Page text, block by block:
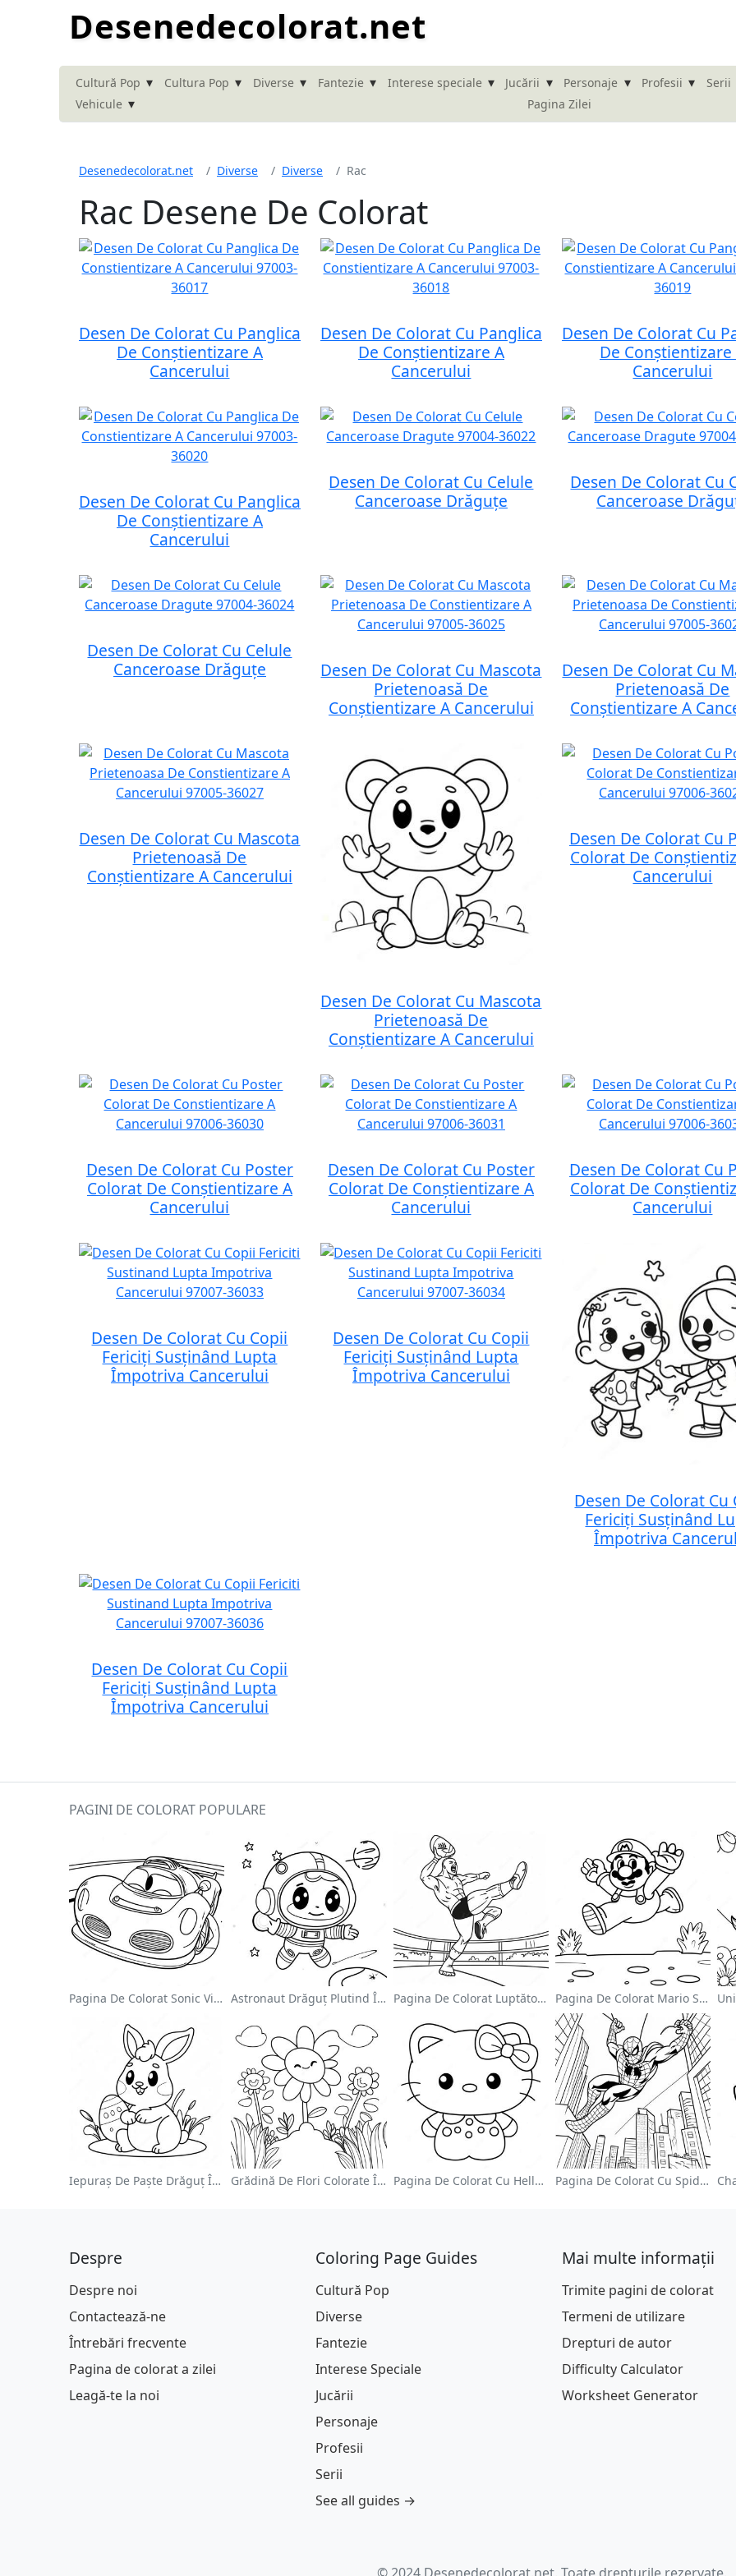
Desenedecolorat.net
Cultură Pop ▾ Cultura Pop ▾ Diverse ▾ Fantezie ▾ Interese speciale ▾ Jucării ▾ Personaje ▾ Profesii ▾ Serii
Vehicule ▾ Pagina Zilei
Desenedecolorat.net Diverse Diverse Rac
Rac Desene De Colorat
Desen De Colorat Cu Panglica
De Conștientizare A
Cancerului
Desen De Colorat Cu Panglica
De Conștientizare A
Cancerului
Desen De Colorat Cu
De Conștientizare
Cancerului
Desen De Colorat Cu Panglica
De Conștientizare A
Cancerului
Desen De Colorat Cu Celule
Canceroase Drăguțe
Desen De Colorat Cu
Canceroase
Desen De Colorat Cu Celule
Canceroase Drăguțe
Desen De Colorat Cu Mascota
Prietenoasă De
Conștientizare A Cancerului
Desen De Colorat Cu
Prietenoasă De
Conștientizare A
Desen De Colorat Cu Mascota
Prietenoasă De
Conștientizare A Cancerului
Desen De Colorat Cu Mascota
Prietenoasă De
Conștientizare A Cancerului
Desen De Colorat Cu
Colorat De
Cancerului
Desen De Colorat Cu Poster
Colorat De Conștientizare A
Cancerului
Desen De Colorat Cu Poster
Colorat De Conștientizare A
Cancerului
Desen De Colorat Cu
Colorat De
Cancerului
Desen De Colorat Cu Copii
Fericiți Susținând Lupta
Împotriva Cancerului
Desen De Colorat Cu Copii
Fericiți Susținând Lupta
Împotriva Cancerului
Desen De Colorat Cu
Fericiți Susținând
Împotriva
Desen De Colorat Cu Copii
Fericiți Susținând Lupta
Împotriva Cancerului
PAGINI DE COLORAT POPULARE
Pagina De Colorat Sonic Viteza Astronaut Drăguț Plutind În Spațiu - Pagina De Colorat Pagina De Colorat Luptător Wwe Sărind Pe Inamic Pagina De Colorat Mario Sărind Peste Goombas
Iepuraș De Paște Drăguț În Pagină De Colorat Grădină De Flori Colorate În Pagină De Colorat Pagina De Colorat Cu Hello Kitty Drăguță Cu Fundiță Pagina De Colorat Cu Spider Man Swinging Prin Oraș
Despre
Despre noi
Contactează-ne
Întrebări frecvente
Pagina de colorat a zilei
Leagă-te la noi
Coloring Page Guides
Cultură Pop
Diverse
Fantezie
Interese Speciale
Jucării
Personaje
Profesii
Serii
See all guides →
Mai multe informații
Trimite pagini de colorat
Termeni de utilizare
Drepturi de autor
Difficulty Calculator
Worksheet Generator